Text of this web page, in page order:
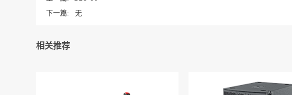
下一篇:
无
相关推荐